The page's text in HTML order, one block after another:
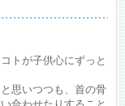
トが子供心にずっと
思いつつも、首の骨